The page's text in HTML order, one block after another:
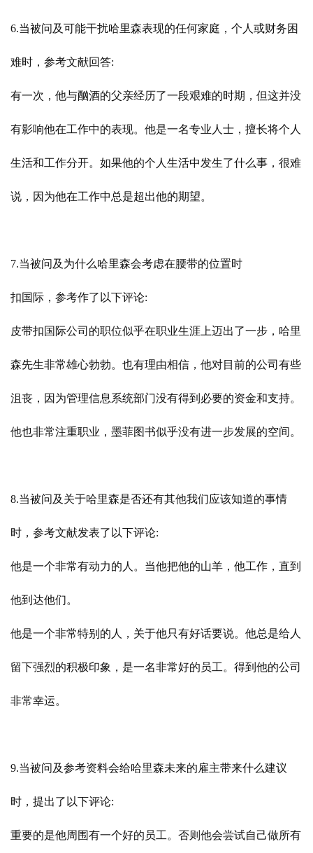
6.当被问及可能干扰哈里森表现的任何家庭，个人或财务困
难时，参考文献回答:
有一次，他与酗酒的父亲经历了一段艰难的时期，但这并没
有影响他在工作中的表现。他是一名专业人士，擅长将个人
生活和工作分开。如果他的个人生活中发生了什么事，很难
说，因为他在工作中总是超出他的期望。
7.当被问及为什么哈里森会考虑在腰带的位置时
扣国际，参考作了以下评论:
皮带扣国际公司的职位似乎在职业生涯上迈出了一步，哈里
森先生非常雄心勃勃。也有理由相信，他对目前的公司有些
沮丧，因为管理信息系统部门没有得到必要的资金和支持。
他也非常注重职业，墨菲图书似乎没有进一步发展的空间。
8.当被问及关于哈里森是否还有其他我们应该知道的事情
时，参考文献发表了以下评论:
他是一个非常有动力的人。当他把他的山羊，他工作，直到
他到达他们。
他是一个非常特别的人，关于他只有好话要说。他总是给人
留下强烈的积极印象，是一名非常好的员工。得到他的公司
非常幸运。
9.当被问及参考资料会给哈里森未来的雇主带来什么建议
时，提出了以下评论:
重要的是他周围有一个好的员工。否则他会尝试自己做所有